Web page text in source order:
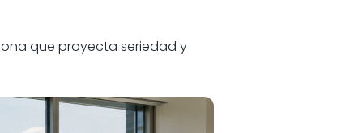
que proyecta seriedad y